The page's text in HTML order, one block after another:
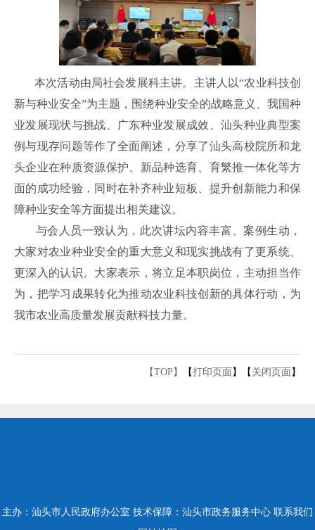
本次活动由局社会发展科主讲。主讲人以“农业科技创
新与种业安全”为主题，围绕种业安全的战略意义、我国种
业发展现状与挑战、广东种业发展成效、汕头种业典型案
例与现存问题等作了全面阐述，分享了汕头高校院所和龙
头企业在种质资源保护、新品种选育、育繁推一体化等方
面的成功经验，同时在补齐种业短板、提升创新能力和保
障种业安全等方面提出相关建议。
与会人员一致认为，此次讲坛内容丰富、案例生动，
大家对农业种业安全的重大意义和现实挑战有了更系统、
更深入的认识。大家表示，将立足本职岗位，主动担当作
为，把学习成果转化为推动农业科技创新的具体行动，为
我市农业高质量发展贡献科技力量。
【TOP】 【打印页面 】【 关闭页面 】
主办：汕头市人民政府办公室 技术保障：汕头市政务服务中心 联系我们